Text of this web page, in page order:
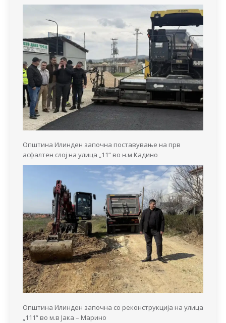
Општина Илинден започна поставување на прв
асфалтен слој на улица „11“ во н.м Кадино
Општина Илинден започна со реконструкција на улица
„111“ во м.в Јака – Марино